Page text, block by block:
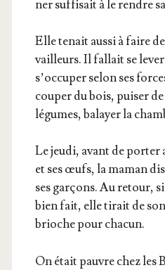
ner suf­fi­sait à le rendre
Elle tenait aus­si à faire
vailleurs. Il fal­lait se
s’oc­cu­per selon ses
cou­per du bois, pui­ser
légumes, balayer la
Le jeu­di, avant de por­ter
et ses œufs, la maman
ses gar­çons. Au retour,
bien fait, elle tirait de
brioche pour chacun.
On était pauvre chez les